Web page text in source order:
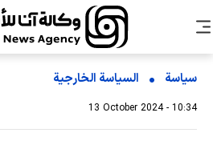
سياسة السیاسة الخارجیة
13 October 2024 - 10:34